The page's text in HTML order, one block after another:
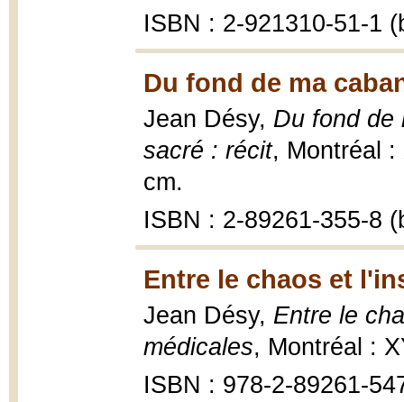
ISBN : 2-921310-51-1
Du fond de ma
Jean Désy, Du fond de
sacré : récit, Montréal :
cm.
ISBN : 2-89261-355-8
Entre le chaos et
Jean Désy, Entre le
médicales, Montréal :
ISBN : 978-2-89261-